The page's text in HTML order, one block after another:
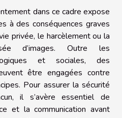
dans ce cadre expose
à des conséquences graves
privée, le harcèlement ou la
d’images. Outre les
et sociales, des
être engagées contre
Pour assurer la sécurité
il s’avère essentiel de
et la communication avant